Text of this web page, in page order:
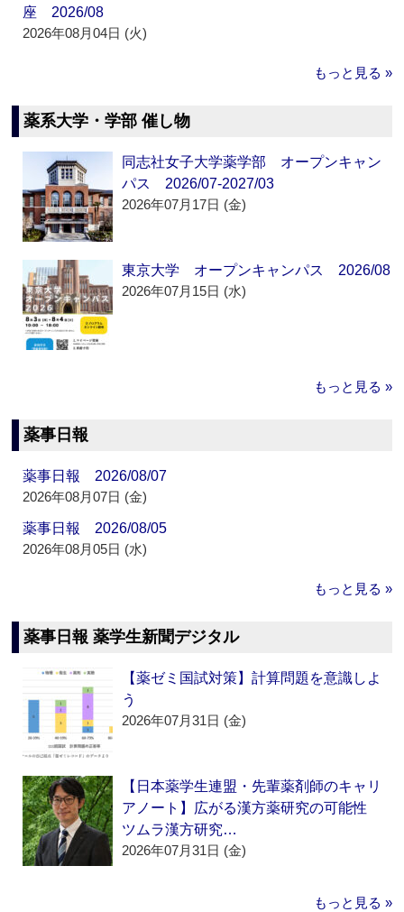
座 2026/08
2026年08月04日 (火)
もっと見る »
薬系大学・学部 催し物
同志社女子大学薬学部 オープンキャン
パス 2026/07-2027/03
2026年07月17日 (金)
東京大学 オープンキャンパス 2026/08
2026年07月15日 (水)
もっと見る »
薬事日報
薬事日報 2026/08/07
2026年08月07日 (金)
薬事日報 2026/08/05
2026年08月05日 (水)
もっと見る »
薬事日報 薬学生新聞デジタル
【薬ゼミ国試対策】計算問題を意識しよ
う
2026年07月31日 (金)
【日本薬学生連盟・先輩薬剤師のキャリ
アノート】広がる漢方薬研究の可能性
ツムラ漢方研究…
2026年07月31日 (金)
もっと見る »